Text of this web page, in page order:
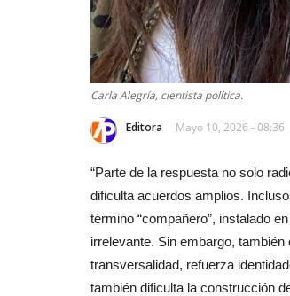
Carla Alegría, cientista política.
Editora Mayo 10, 2026 - 08:36
“Parte de la respuesta no solo
dificulta acuerdos amplios.
término “compañero”, instalado
irrelevante. Sin embargo,
transversalidad, refuerza
también dificulta la construcción
Deporte
Escuelas de
cierran su